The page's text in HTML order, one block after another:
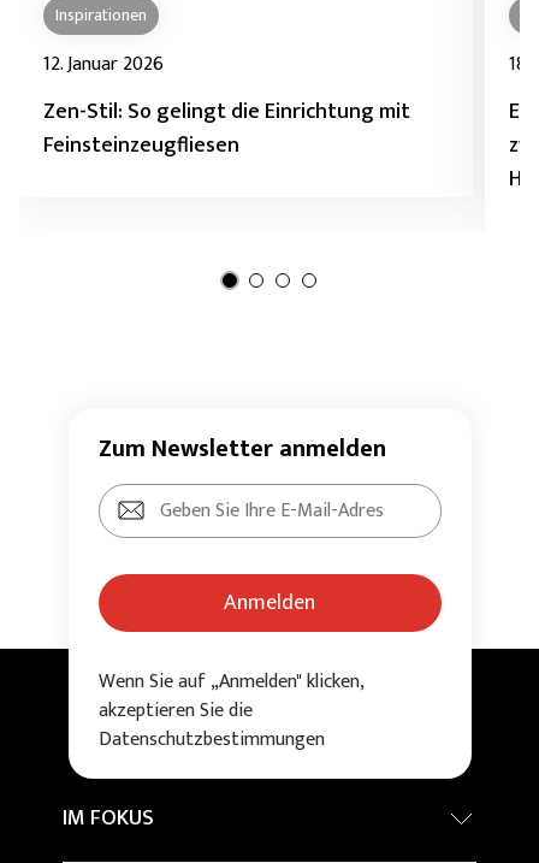
Inspirationen
12. Januar 2026
Zen-Stil: So gelingt die Einrichtung mit
Feinsteinzeugfliesen
Zum Newsletter anmelden
Anmelden
Wenn Sie auf „Anmelden" klicken,
akzeptieren Sie die
Datenschutzbestimmungen
IM FOKUS